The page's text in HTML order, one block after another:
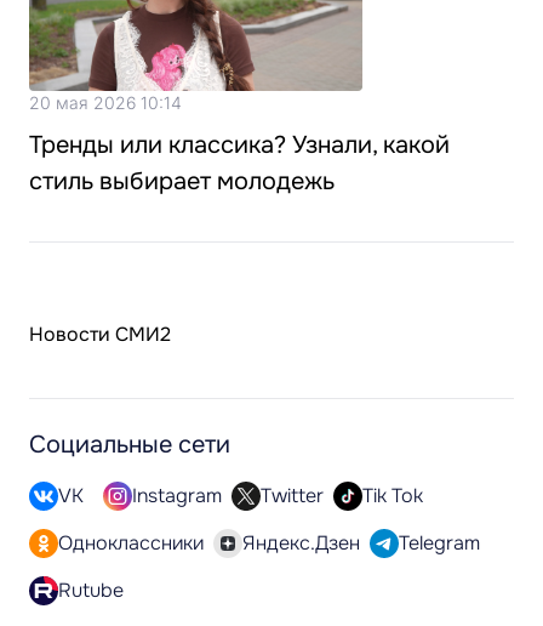
20 мая 2026 10:14
Тренды или классика? Узнали, какой
стиль выбирает молодежь
Новости СМИ2
Социальные сети
VK Instagram Twitter
Tik Tok
Одноклассники
Яндекс.Дзен
Telegram
Rutube